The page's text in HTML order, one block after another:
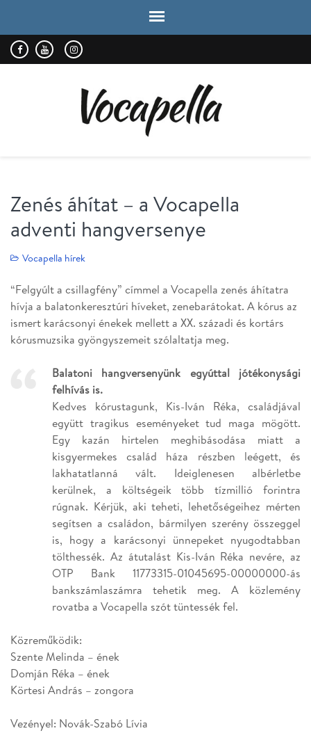
Zenés áhítat – a Vocapella
adventi hangversenye
Vocapella hírek
“Felgyúlt a csillagfény” címmel a Vocapella zenés áhítatra
hívja a balatonkeresztúri híveket, zenebarátokat. A kórus az
ismert karácsonyi énekek mellett a XX. századi és kortárs
kórusmuzsika gyöngyszemeit szólaltatja meg.
Balatoni hangversenyünk egyúttal jótékonysági
felhívás is.
Kedves kórustagunk, Kis-Iván Réka, családjával
együtt tragikus eseményeket tud maga mögött.
Egy kazán hirtelen meghibásodása miatt a
kisgyermekes család háza részben leégett, és
lakhatatlanná vált. Ideiglenesen albérletbe
kerülnek, a költségeik több tízmillió forintra
rúgnak. Kérjük, aki teheti, lehetőségeihez mérten
segítsen a családon, bármilyen szerény összeggel
is, hogy a karácsonyi ünnepeket nyugodtabban
tölthessék. Az átutalást Kis-Iván Réka nevére, az
OTP Bank 11773315-01045695-00000000-ás
bankszámlaszámra tehetik meg. A közlemény
rovatba a Vocapella szót tüntessék fel.
Közreműködik:
Szente Melinda – ének
Domján Réka – ének
Körtesi András – zongora
Vezényel: Novák-Szabó Lívia